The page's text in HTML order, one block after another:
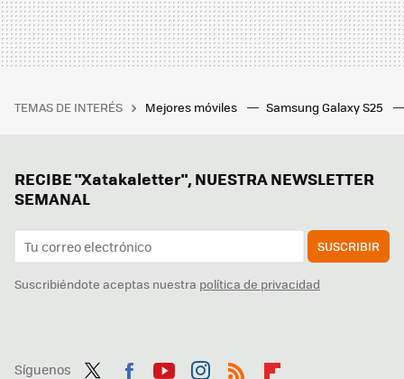
TEMAS DE INTERÉS Mejores móviles Samsung Galaxy S25
RECIBE "Xatakaletter", NUESTRA NEWSLETTER
SEMANAL
SUSCRIBIR
Suscribiéndote aceptas nuestra política de privacidad
Síguenos